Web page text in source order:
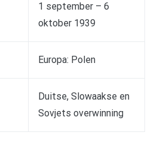
1 september – 6
oktober 1939
Europa: Polen
Duitse, Slowaakse en
Sovjets overwinning